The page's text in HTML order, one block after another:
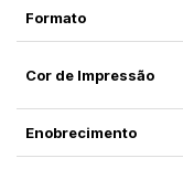
Formato
Cor de Impressão
Enobrecimento